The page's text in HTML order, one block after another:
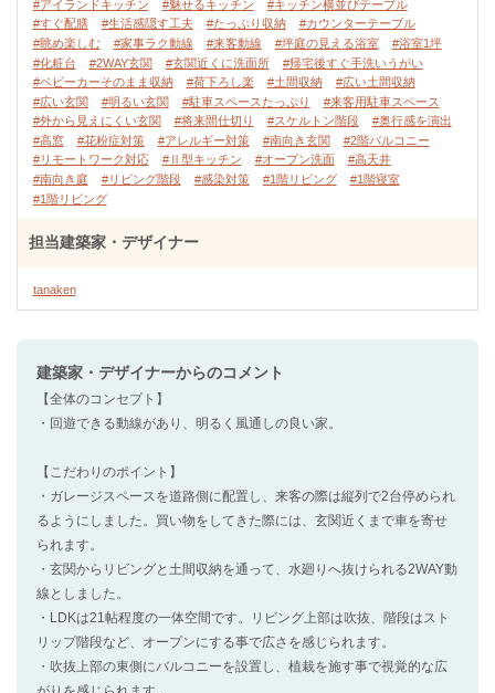
#アイランドキッチン #魅せるキッチン
#キッチン横並びテーブル
#すぐ配膳
#生活感隠す工夫 #たっぷり収納
#カウンターテーブル
#眺め楽しむ
#家事ラク動線 #来客動線 #坪庭の見える浴室
#浴室1坪
#化粧台
#2WAY玄関 #玄関近くに洗面所
#帰宅後すぐ手洗いうがい
#ベビーカーそのまま収納
#荷下ろし楽 #土間収納
#広い土間収納
#広い玄関
#明るい玄関 #駐車スペースたっぷり
#来客用駐車スペース
#外から見えにくい玄関
#将来間仕切り #スケルトン階段
#奥行感を演出
#高窓
#花粉症対策 #アレルギー対策 #南向き玄関
#2階バルコニー
#リモートワーク対応
#Ⅱ型キッチン #オープン洗面
#高天井
#南向き庭
#リビング階段 #感染対策 #1階リビング
#1階寝室
#1階リビング
担当建築家・デザイナー
tanaken
建築家・デザイナーからのコメント
【全体のコンセプト】
・回遊できる動線があり、明るく風通しの良い家。
【こだわりのポイント】
・ガレージスペースを道路側に配置し、来客の際は縦列で2台停められ
るようにしました。買い物をしてきた際には、玄関近くまで車を寄せ
られます。
・玄関からリビングと土間収納を通って、水廻りへ抜けられる2WAY動
線としました。
・LDKは21帖程度の一体空間です。リビング上部は吹抜、階段はスト
リップ階段など、オープンにする事で広さを感じられます。
・吹抜上部の東側にバルコニーを設置し、植栽を施す事で視覚的な広